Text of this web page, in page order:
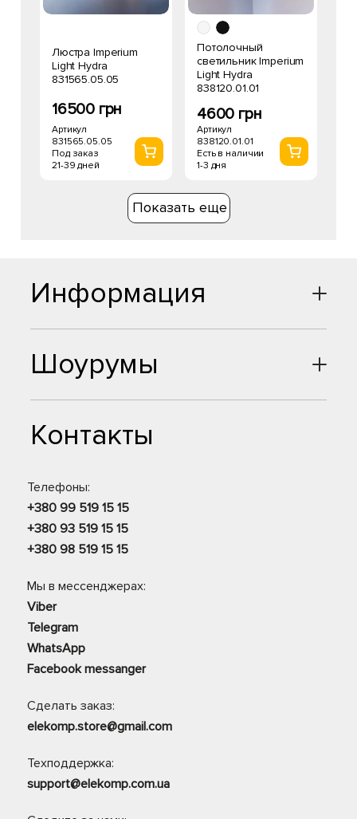
Люстра Imperium
Light Hydra
831565.05.05
16500 грн
Артикул
831565.05.05
Под заказ
21-39 дней
Потолочный
светильник Imperium
Light Hydra
838120.01.01
4600 грн
Артикул
838120.01.01
Есть в наличии
1-3 дня
Показать еще
Шоурумы
Контакты
Телефоны:
+380 99 519 15 15
+380 93 519 15 15
+380 98 519 15 15
Мы в мессенджерах:
Viber
Telegram
WhatsApp
Facebook messanger
Сделать заказ:
elekomp.store@gmail.com
Техподдержка:
support@elekomp.com.ua
Информация